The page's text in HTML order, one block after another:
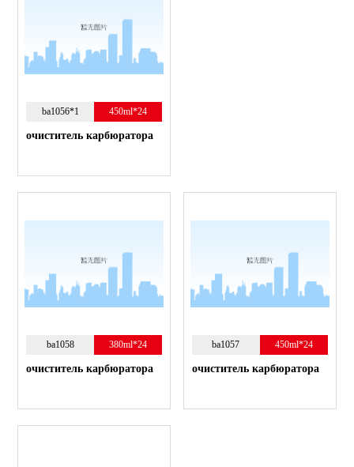
ba1056*1 450ml*24
очиститель карбюратора
ba1058 380ml*24
очиститель карбюратора
ba1057 450ml*24
очиститель карбюратора